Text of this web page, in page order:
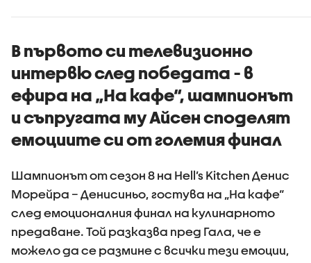
убийци?
В първото си телевизионно
интервю след победата - в
ефира на „На кафе“, шампионът
и съпругата му Айсен споделят
емоциите си от големия финал
Шампионът от сезон 8 на Hell’s Kitchen Денис
Морейра – Денисиньо, гостува на „На кафе“
след емоционалния финал на кулинарното
предаване. Той разказва пред Гала, че е
можело да се размине с всички тези емоции,